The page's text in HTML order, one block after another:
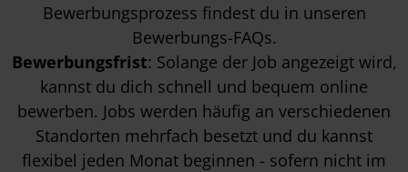
Bewerbungsprozess findest du in unseren
Bewerbungs-FAQs.
Bewerbungsfrist: Solange der Job angezeigt wird,
kannst du dich schnell und bequem online
bewerben. Jobs werden häufig an verschiedenen
Standorten mehrfach besetzt und du kannst
flexibel jeden Monat beginnen - sofern nicht im